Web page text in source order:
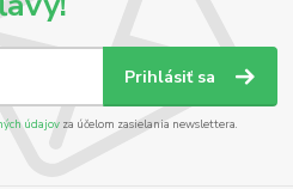
Prihlásiť sa
údajov za účelom zasielania newslettera.